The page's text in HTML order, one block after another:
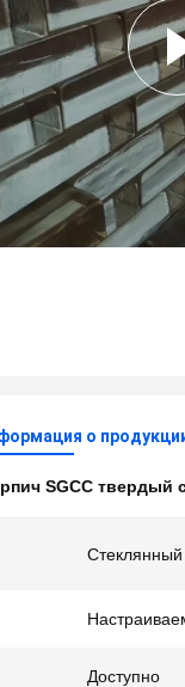
о
SGCC твердый
Стеклянный
Доступно